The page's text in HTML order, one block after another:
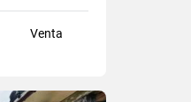
Venta